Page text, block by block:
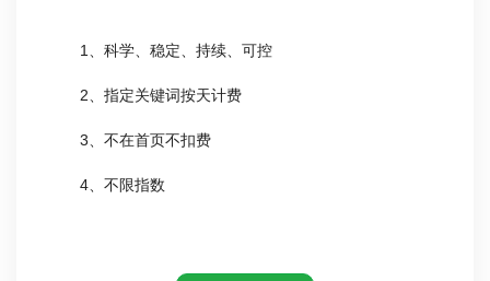
1、科学、稳定、持续、可控
2、指定关键词按天计费
3、不在首页不扣费
4、不限指数